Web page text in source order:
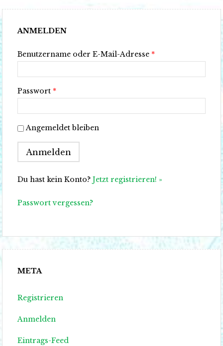
ANMELDEN
Benutzername oder E-Mail-Adresse *
Passwort *
Angemeldet bleiben
Du hast kein Konto?Jetzt registrieren! »
Passwort vergessen?
META
Registrieren
Anmelden
Eintrags-Feed